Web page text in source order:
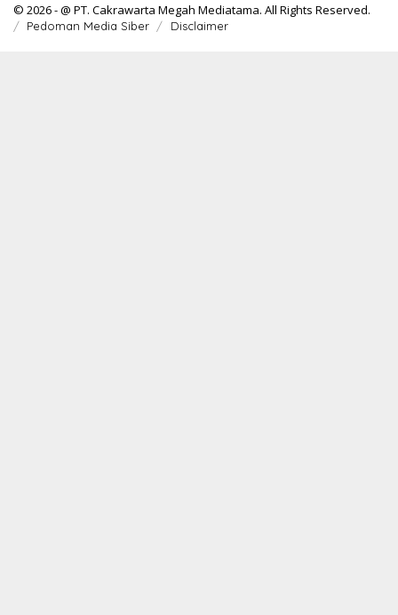
© 2026 - @ PT. Cakrawarta Megah Mediatama. All Rights Reserved.
Pedoman Media Siber Disclaimer